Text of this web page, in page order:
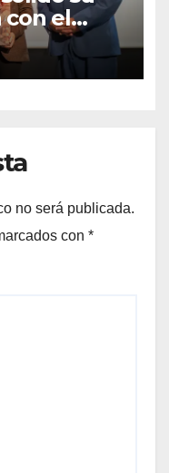
con el
2026
no será publicada.
con *